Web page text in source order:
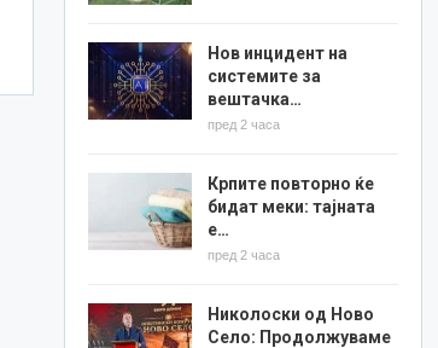
Нов инцидент на
системите за
вештачка…
пред 2 часа
Крпите повторно ќе
бидат меки: тајната
е…
пред 2 часа
Николоски од Ново
Село: Продолжуваме